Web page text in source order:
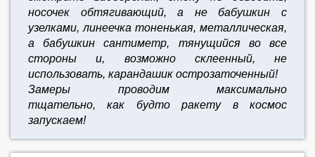
носочек обтягивающий, а не бабушкин с
узелками, линеечка тоненькая, металлическая,
а бабушкин сантиметр, тянущийся во все
стороны и, возможно склеенный, не
использовать, карандашик острозаточенный!
Замеры проводим максимально
тщательно, как будто ракету в космос
запускаем!